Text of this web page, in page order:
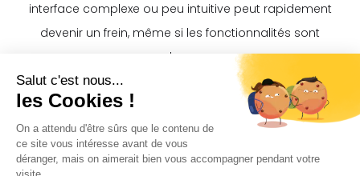
interface complexe ou peu intuitive peut rapidement
devenir un frein, même si les fonctionnalités sont
nombreuses.
La simplicité de prise en main, la qualité de la formation et
la réactivité du support client sont donc des critères aussi
importants que les performances de l'outil lui-même.
Dans un secteur où le turnover est fréquent, un nouveau